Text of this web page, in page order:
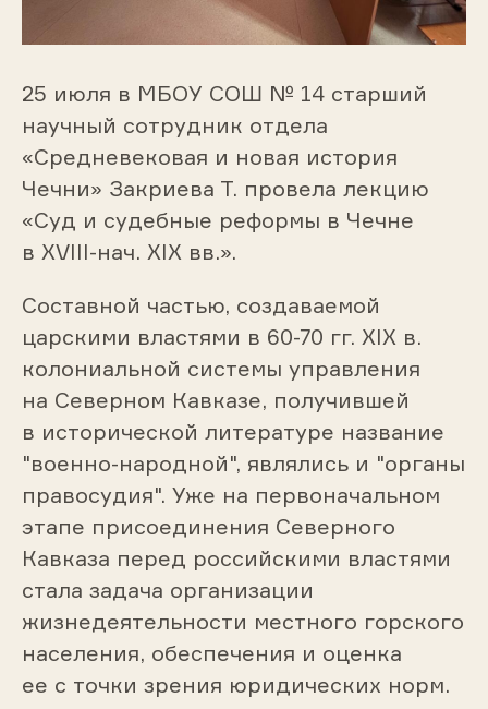
25 июля в МБОУ СОШ № 14 старший
научный сотрудник отдела
«Средневековая и новая история
Чечни» Закриева Т. провела лекцию
«Суд и судебные реформы в Чечне
в XVIII-нач. XIX вв.».
Составной частью, создаваемой
царскими властями в 60-70 гг. XIX в.
колониальной системы управления
на Северном Кавказе, получившей
в исторической литературе название
"военно-народной", являлись и "органы
правосудия". Уже на первоначальном
этапе присоединения Северного
Кавказа перед российскими властями
стала задача организации
жизнедеятельности местного горского
населения, обеспечения и оценка
ее с точки зрения юридических норм.